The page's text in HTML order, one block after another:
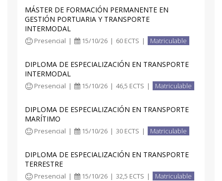
MÁSTER DE FORMACIÓN PERMANENTE EN
GESTIÓN PORTUARIA Y TRANSPORTE
INTERMODAL
Presencial | 15/10/26 | 60 ECTS | Matriculable
DIPLOMA DE ESPECIALIZACIÓN EN TRANSPORTE
INTERMODAL
Presencial | 15/10/26 | 46,5 ECTS | Matriculable
DIPLOMA DE ESPECIALIZACIÓN EN TRANSPORTE
MARÍTIMO
Presencial | 15/10/26 | 30 ECTS | Matriculable
DIPLOMA DE ESPECIALIZACIÓN EN TRANSPORTE
TERRESTRE
Presencial | 15/10/26 | 32,5 ECTS | Matriculable